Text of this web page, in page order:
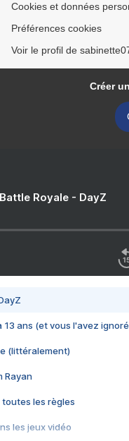
Cookies et données
Préférences cookies
Voir le profil de
Créer
Royale - DayZ
13 ans (et vous l'avez
(littéralement)
Rayan
toutes les règles
les jeux vidéo